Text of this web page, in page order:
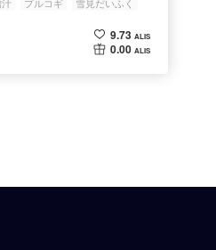
9.73 ALIS
0.00 ALIS